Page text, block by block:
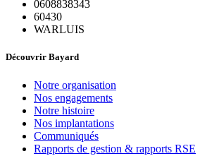
0608838343
60430
WARLUIS
Découvrir Bayard
Notre organisation
Nos engagements
Notre histoire
Nos implantations
Communiqués
Rapports de gestion & rapports RSE